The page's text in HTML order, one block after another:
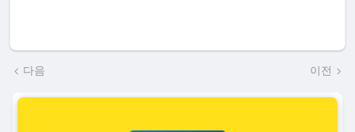
다음 이전